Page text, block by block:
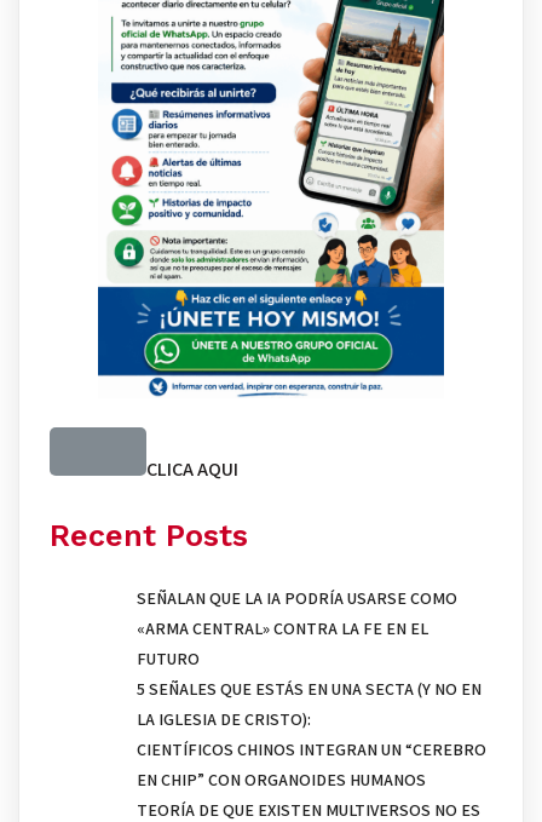
CLICA AQUI
Recent Posts
SEÑALAN QUE LA IA PODRÍA USARSE COMO
«ARMA CENTRAL» CONTRA LA FE EN EL
FUTURO
5 SEÑALES QUE ESTÁS EN UNA SECTA (Y NO EN
LA IGLESIA DE CRISTO):
CIENTÍFICOS CHINOS INTEGRAN UN “CEREBRO
EN CHIP” CON ORGANOIDES HUMANOS
TEORÍA DE QUE EXISTEN MULTIVERSOS NO ES